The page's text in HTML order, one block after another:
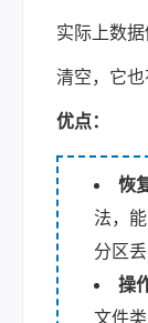
实际上数
清空，它也
优点：
恢
法，
分区丢
操
文件